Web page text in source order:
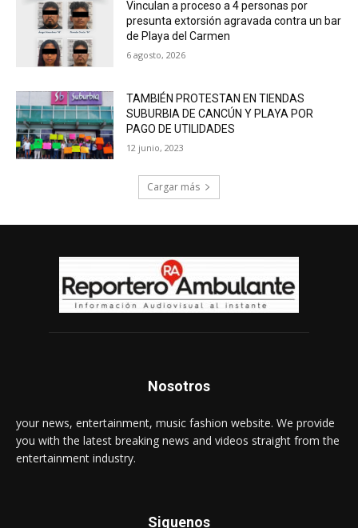
Vinculan a proceso a 4 personas por
presunta extorsión agravada contra un bar
de Playa del Carmen
6 agosto, 2026
TAMBIÉN PROTESTAN EN TIENDAS
SUBURBIA DE CANCÚN Y PLAYA POR
PAGO DE UTILIDADES
12 junio, 2023
Cargar más
Nosotros
your news, entertainment, music fashion website. We provide
you with the latest breaking news and videos straight from the
entertainment industry.
Siguenos